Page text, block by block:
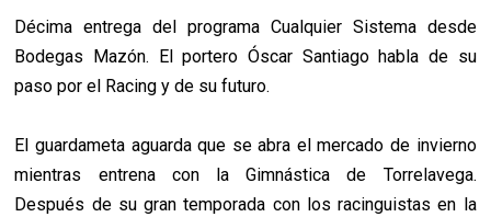
Décima entrega del programa Cualquier Sistema desde
Bodegas Mazón. El portero Óscar Santiago habla de su
paso por el Racing y de su futuro.
El guardameta aguarda que se abra el mercado de invierno
mientras entrena con la Gimnástica de Torrelavega.
Después de su gran temporada con los racinguistas en la